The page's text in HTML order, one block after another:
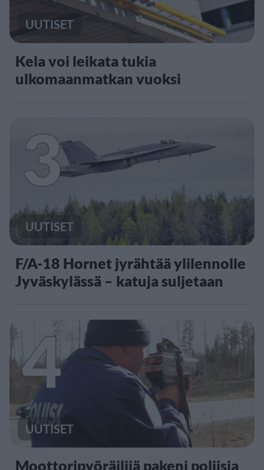
UUTISET
Kela voi leikata tukia
ulkomaanmatkan vuoksi
3
UUTISET
F/A-18 Hornet jyrähtää ylilennolle
Jyväskylässä – katuja suljetaan
4
UUTISET
Moottoripyöräilijä pakeni poliisia